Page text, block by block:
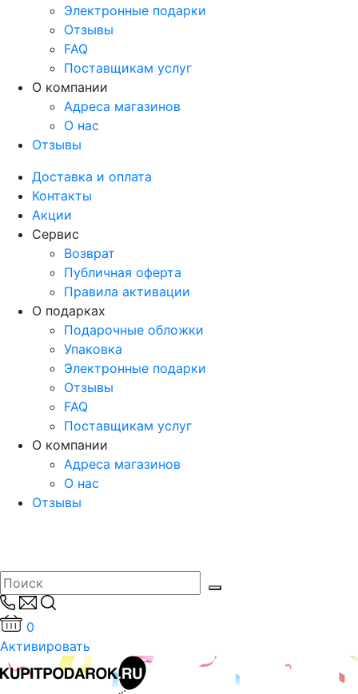
Электронные подарки
Отзывы
FAQ
Поставщикам услуг
О компании
Адреса магазинов
О нас
Отзывы
Доставка и оплата
Контакты
Акции
Сервис
Возврат
Публичная оферта
Правила активации
О подарках
Подарочные обложки
Упаковка
Электронные подарки
Отзывы
FAQ
Поставщикам услуг
О компании
Адреса магазинов
О нас
Отзывы
0
Активировать